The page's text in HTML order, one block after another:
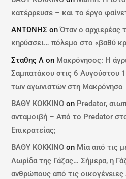
κατέρρευσε – και το έργο
ΑΝΤΩΝΗΣ onΌταν ο αρχιερέας
κηρύσσει… πόλεμο στο «βαθύ
Σταθης Λ on Μακρόνησος: Η
Σαμπατάκου στις 6 Αυγούστου
των αγωνιστών στη Μακρόνησο
ΒΑΘΥ ΚΟΚΚΙΝΟ on Predator,
ανταμοιβή – Από το Predator
Επικρατείας;
ΒΑΘΥ ΚΟΚΚΙΝΟ on Μία από τις
Λωρίδα της Γάζας… Σήμερα, η
ανθρώπους από τις